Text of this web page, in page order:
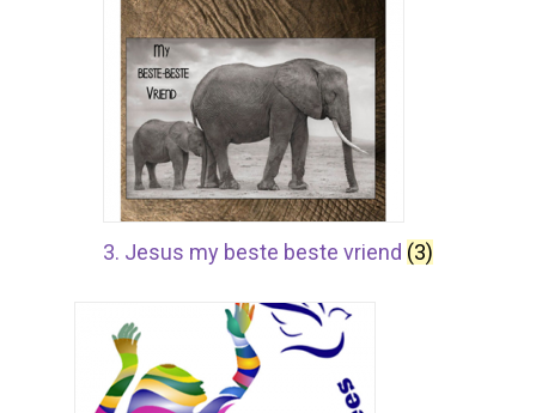
3. Jesus my beste beste vriend (3)